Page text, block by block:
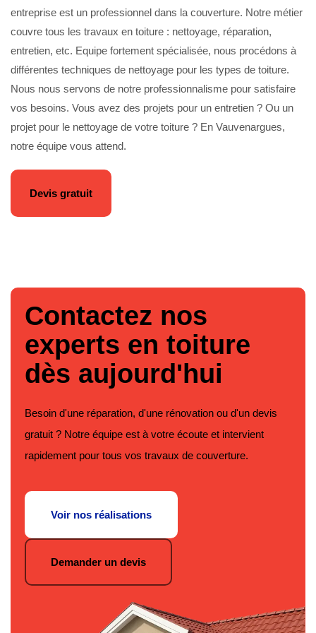
entreprise est un professionnel dans la couverture. Notre métier
couvre tous les travaux en toiture : nettoyage, réparation,
entretien, etc. Equipe fortement spécialisée, nous procédons à
différentes techniques de nettoyage pour les types de toiture.
Nous nous servons de notre professionnalisme pour satisfaire
vos besoins. Vous avez des projets pour un entretien ? Ou un
projet pour le nettoyage de votre toiture ? En Vauvenargues,
notre équipe vous attend.
Devis gratuit
Contactez nos
experts en toiture
dès aujourd'hui
Besoin d'une réparation, d'une rénovation ou d'un devis
gratuit ? Notre équipe est à votre écoute et intervient
rapidement pour tous vos travaux de couverture.
Voir nos réalisations
Demander un devis